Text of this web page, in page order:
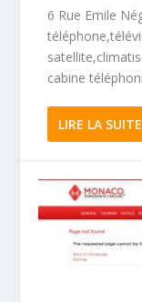
6 Rue Emile
cabine
LIRE LA SUITE